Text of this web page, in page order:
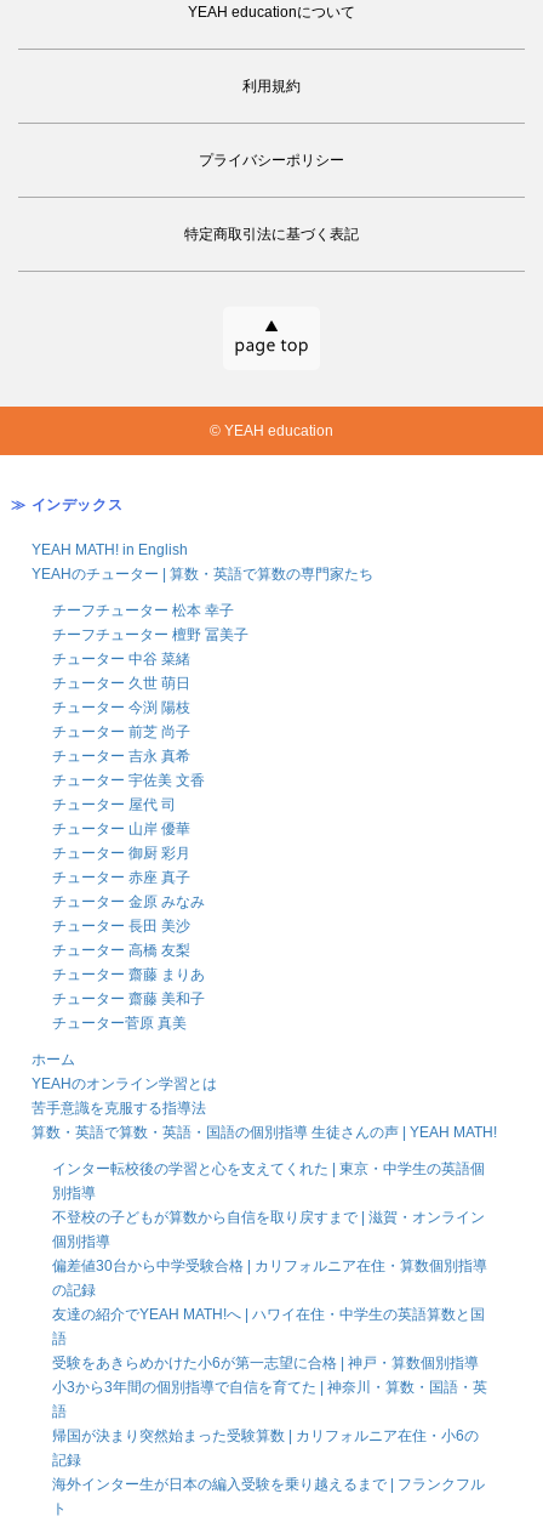
YEAH educationについて
利用規約
プライバシーポリシー
特定商取引法に基づく表記
© YEAH education
≫ インデックス
YEAH MATH! in English
YEAHのチューター | 算数・英語で算数の専門家たち
チーフチューター 松本 幸子
チーフチューター 檀野 冨美子
チューター 中谷 菜緒
チューター 久世 萌日
チューター 今渕 陽枝
チューター 前芝 尚子
チューター 吉永 真希
チューター 宇佐美 文香
チューター 屋代 司
チューター 山岸 優華
チューター 御厨 彩月
チューター 赤座 真子
チューター 金原 みなみ
チューター 長田 美沙
チューター 高橋 友梨
チューター 齋藤 まりあ
チューター 齋藤 美和子
チューター菅原 真美
ホーム
YEAHのオンライン学習とは
苦手意識を克服する指導法
算数・英語で算数・英語・国語の個別指導 生徒さんの声 | YEAH MATH!
インター転校後の学習と心を支えてくれた | 東京・中学生の英語個
別指導
不登校の子どもが算数から自信を取り戻すまで | 滋賀・オンライン
個別指導
偏差値30台から中学受験合格 | カリフォルニア在住・算数個別指導
の記録
友達の紹介でYEAH MATH!へ | ハワイ在住・中学生の英語算数と国
語
受験をあきらめかけた小6が第一志望に合格 | 神戸・算数個別指導
小3から3年間の個別指導で自信を育てた | 神奈川・算数・国語・英
語
帰国が決まり突然始まった受験算数 | カリフォルニア在住・小6の
記録
海外インター生が日本の編入受験を乗り越えるまで | フランクフル
ト